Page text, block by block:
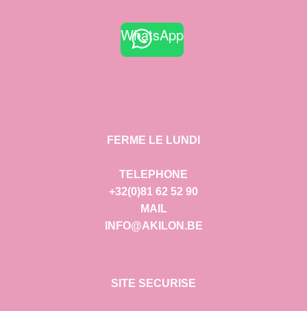
WhatsApp
FERME LE LUNDI
TELEPHONE
+32(0)81 62 52 90
MAIL
INFO@AKILON.BE
SITE SECURISE